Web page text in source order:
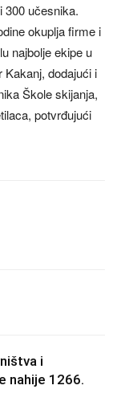
300 učesnika.
okuplja firme i
najbolje ekipe u
Kakanj, dodajući i
Škole skijanja,
potvrđujući
i
nahije 1266.